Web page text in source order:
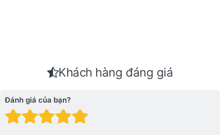
Khách hàng đáng giá
Đánh giá của bạn?
Đánh giá: 4 trên 5
Đánh giá: 3 trên 5 sao.
Đánh giá: 2 trên 5 sao.
Đánh giá: 1 trên 5 sao. Xấu